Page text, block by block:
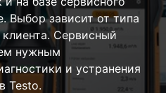
Выбор зависит от типа
Сервисный
нужным
и устранения
Testo.